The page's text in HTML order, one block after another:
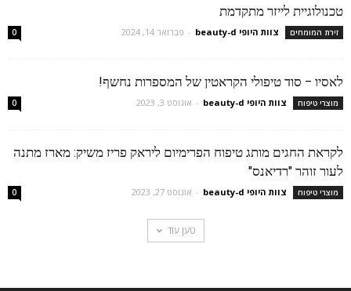
טכנולוגיית לייזר מתקדמת
זירת המומחים צוות היופי beauty-d - פברואר 14, 2024 0
לאסיו – סוד טיפולי הקראטין של המספרות נחשף!
מוצרי טיפוח צוות היופי beauty-d - אוגוסט 3, 2023 0
לקראת החגים מותג טיפוח הפרימיום ליראק פריז משיק: מארז מתנה
לעור זוהר "רדיאנס"
מוצרי טיפוח צוות היופי beauty-d - אוגוסט 27, 2023 0
טען עוד